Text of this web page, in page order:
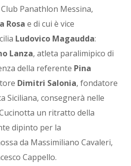
Panathlon Messina,
Rosa e di cui è vice
Ludovico Magaudda:
Lanza, atleta paralimipico di
della referente Pina
Dimitri Salonia, fondatore
Siciliana, consegnerà nelle
un ritratto della
dipinto per la
da Massimiliano Cavaleri,
Cappello.